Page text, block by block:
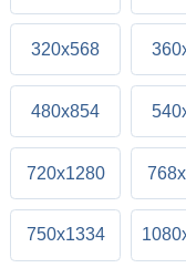
320x568
480x854
720x1280
750x1334